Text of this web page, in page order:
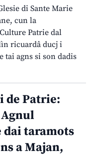
di Sante Marie
cun la
Patrie dal
ricuardâ ducj i
tai agns si son dadis
Patrie:
dai taramots
a Majan,